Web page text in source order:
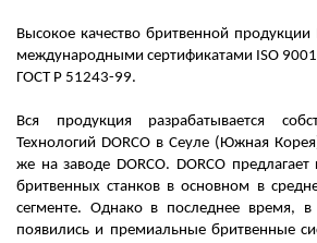
Высокое качество бритвенной продукции
международными сертификатами ISO
ГОСТ Р 51243-99.
Вся продукция разрабатывается
Технологий DORCO в Сеуле (Южная
же на заводе DORCO. DORCO
бритвенных станков в основном в
сегменте. Однако в последнее время, в
появились и премиальные бритвенные